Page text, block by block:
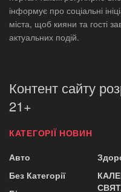
інформує про соціальні
міста, щоб кияни та гості
актуальних подій.
Контент сайту
21+
КАТЕГОРІЇ НОВИН
Авто
Без Категорії